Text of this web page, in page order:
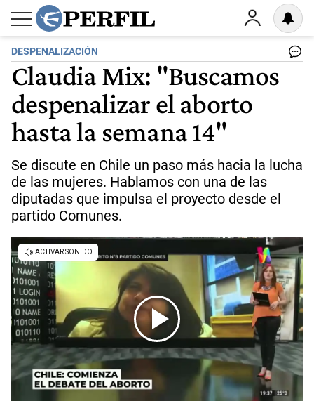
DESPENALIZACIÓN
Claudia Mix: "Buscamos
despenalizar el aborto
hasta la semana 14"
Se discute en Chile un paso más hacia la lucha
de las mujeres. Hablamos con una de las
diputadas que impulsa el proyecto desde el
partido Comunes.